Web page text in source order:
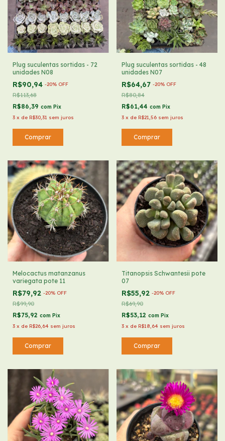
Plug suculentas sortidas - 72
unidades N08
R$90,94 -20% OFF
R$113,68
R$86,39 com Pix
3 x de R$30,31 sem juros
Plug suculentas sortidas - 48
unidades N07
R$64,67 -20% OFF
R$80,84
R$61,44 com Pix
3 x de R$21,56 sem juros
Melocactus matanzanus
variegata pote 11
R$79,92 -20% OFF
R$99,90
R$75,92 com Pix
3 x de R$26,64 sem juros
Titanopsis Schwantesii pote
07
R$55,92 -20% OFF
R$69,90
R$53,12 com Pix
3 x de R$18,64 sem juros